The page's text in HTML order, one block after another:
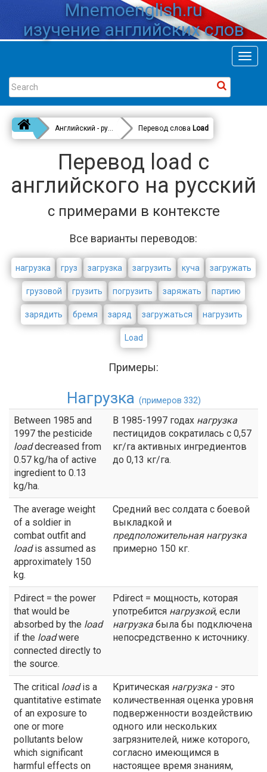
Mnemoenglish.ru
изучение английских слов
Английский - русский Перевод слова Load
Перевод load с
английского на русский
с примерами в контексте
Все варианты переводов:
нагрузка груз загрузка загрузить куча загружать
грузовой грузить погрузить заряжать партию
зарядить бремя заряд загружаться нагрузить
Load
Примеры:
Нагрузка (примеров 332)
Between 1985 and
1997 the pesticide
loaddecreased from
0.57 kg/ha of active
ingredient to 0.13
kg/ha.
В 1985-1997 годах нагрузка
пестицидов сократилась с 0,57
кг/га активных ингредиентов
до 0,13 кг/га.
The average weight
of a soldier in
combat outfit and
loadis assumed as
approximately 150
kg.
Средний вес солдата с боевой
выкладкой и
предположительная нагрузка
примерно 150 кг.
Pdirect = the power
that would be
absorbed by the load
if the loadwere
connected directly to
the source.
Pdirect = мощность, которая
употребится нагрузкой, если
нагрузка была бы подключена
непосредственно к источнику.
The critical loadis a
quantitative estimate
of an exposure to
one or more
pollutants below
which significant
harmful effects on
Критическая нагрузка - это
количественная оценка уровня
подверженности воздействию
одного или нескольких
загрязнителей, ниже которого,
согласно имеющимся в
настоящее время знаниям,